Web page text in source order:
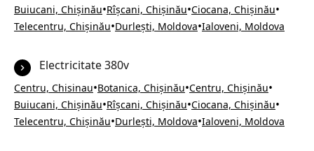
Buiucani, Chișinău•Rîșcani, Chișinău•Ciocana, Chișinău•
Telecentru, Chișinău•Durlești, Moldova•Ialoveni, Moldova
Electricitate 380v
Centru, Chisinau•Botanica, Chișinău•Centru, Chișinău•
Buiucani, Chișinău•Rîșcani, Chișinău•Ciocana, Chișinău•
Telecentru, Chișinău•Durlești, Moldova•Ialoveni, Moldova